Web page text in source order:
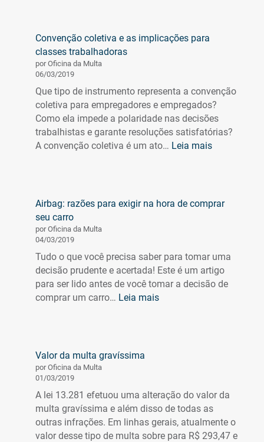
Saiba
pode
ajudar
seu
carro
Convenção coletiva e as implicações para
classes trabalhadoras
por Oficina da Multa
06/03/2019
Que tipo de instrumento representa a convenção
coletiva para empregadores e empregados?
Como ela impede a polaridade nas decisões
trabalhistas e garante resoluções satisfatórias?
A convenção coletiva é um ato… Leia mais:
as
Airbag: razões para exigir na hora de comprar
seu carro
por Oficina da Multa
04/03/2019
Tudo o que você precisa saber para tomar uma
decisão prudente e acertada! Este é um artigo
para ser lido antes de você tomar a decisão de
comprar um carro… Leia mais:
de
comprar
seu
carro
Valor da multa gravíssima
por Oficina da Multa
01/03/2019
A lei 13.281 efetuou uma alteração do valor da
multa gravíssima e além disso de todas as
outras infrações. Em linhas gerais, atualmente o
valor desse tipo de multa sobre para R$ 293,47 e